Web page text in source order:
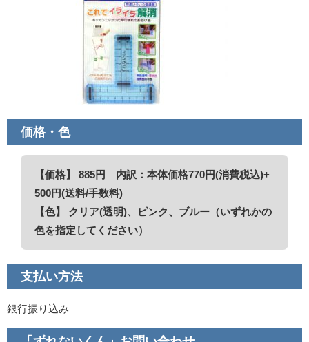
価格・色
【価格】 885円 内訳：本体価格770円(消費税込)+
500円(送料/手数料)
【色】 クリア(透明)、ピンク、ブルー（いずれかの
色を指定してください）
支払い方法
銀行振り込み